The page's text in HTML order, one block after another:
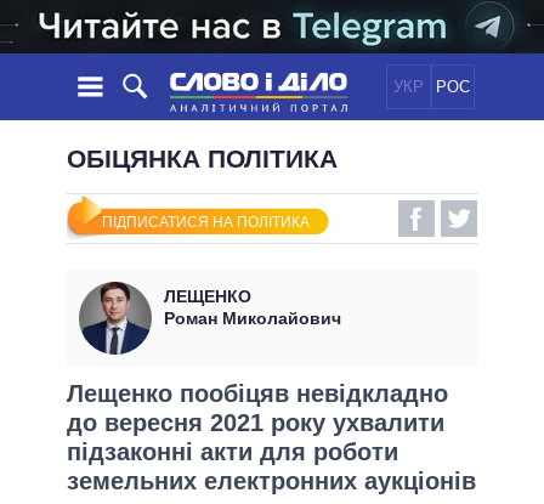
УКР РОС
НОВИНИ
СТРІЧКА
ПОДІЇ
СТАТТІ
ДУМКИ
ОГЛЯДИ
ДАЙДЖЕСТИ
ПОЛІТИКА
ЕКОНОМІКА
СВІТ
ОБIЦЯНКИ
УСІ ПОЛІТИКИ
ПРЕЗИДЕНТ І ОФІС
ВЕРХОВНА РАДА
КАБІНЕТ МІНІСТРІВ
ГОЛОВИ ОБЛАДМІНІСТРАЦІЙ
МЕРИ МІСТ
ІНФОГРАФІКА
ПІДТРИМАТИ
ПОРІВНЯННЯ ПОЛІТИКІВ
ОБІЦЯНКА ПОЛІТИКА
ПІДПИСАТИСЯ НА ПОЛІТИКА
ЛЕЩЕНКО
Роман Миколайович
Лещенко пообіцяв невідкладно
до вересня 2021 року ухвалити
підзаконні акти для роботи
земельних електронних аукціонів